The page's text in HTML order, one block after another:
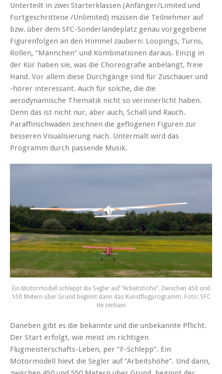
Unterteilt in zwei Starterklassen (Anfänger/Limited und
Fortgeschrittene /Unlimited) müssen die Teilnehmer auf
bzw. über dem SFC-Sonderlandeplatz genau vorgegebene
Figurenfolgen an den Himmel zaubern: Loopings, Turns,
Rollen, “Männchen” und Kombinationen daraus. Einzig in
der Kür haben sie, was die Choreografie anbelangt, freie
Hand. Vor allem diese Durchgänge sind für Zuschauer und
-hörer interessant. Auch für solche, die die
aerodynamische Thematik nicht so verinnerlicht haben.
Denn das ist nicht nur, aber auch, Schall und Rauch.
Paraffinschwaden zeichnen die geflogenen Figuren zur
besseren Visualisierung nach. Untermalt wird das
Programm durch passende Musik.
Ein Motormodell schleppt die Segler auf “Arbeitshöhe”. Zwischen 450 und
550 Metern über Grund beginnt dann das Kunstflugprogramm. Foto: SFC
Hirzenhain
Daneben gibt es die bekannte und die unbekannte Pflicht.
Der Start erfolgt, wie meist im richtigen
Flugmeisterschafts-Leben, per “F-Schlepp”. Ein
Motormodell hievt die Segler auf “Arbeitshöhe”. Und dann,